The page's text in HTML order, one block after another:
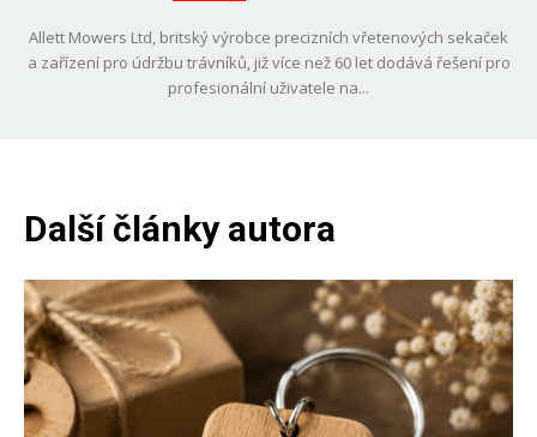
Allett Mowers Ltd, britský výrobce precizních vřetenových sekaček
a zařízení pro údržbu trávníků, již více než 60 let dodává řešení pro
profesionální uživatele na...
Další články autora